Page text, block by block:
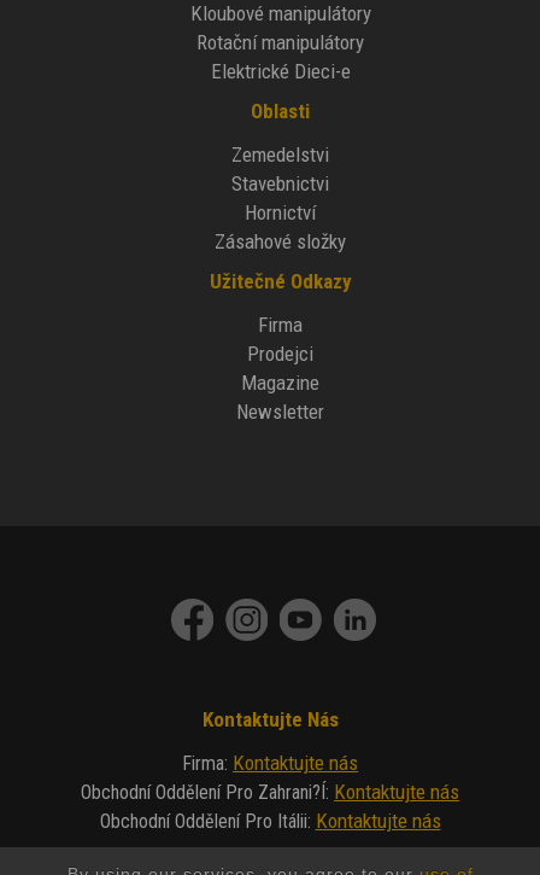
Kloubové manipulátory
Rotační manipulátory
Elektrické Dieci-e
Oblasti
Zemedelstvi
Stavebnictvi
Hornictví
Zásahové složky
Užitečné Odkazy
Firma
Prodejci
Magazine
Newsletter
Kontaktujte Nás
Firma: Kontaktujte nás
Obchodní Oddělení Pro Zahrani?í : Kontaktujte nás
Obchodní Oddělení Pro Itálii: Kontaktujte nás